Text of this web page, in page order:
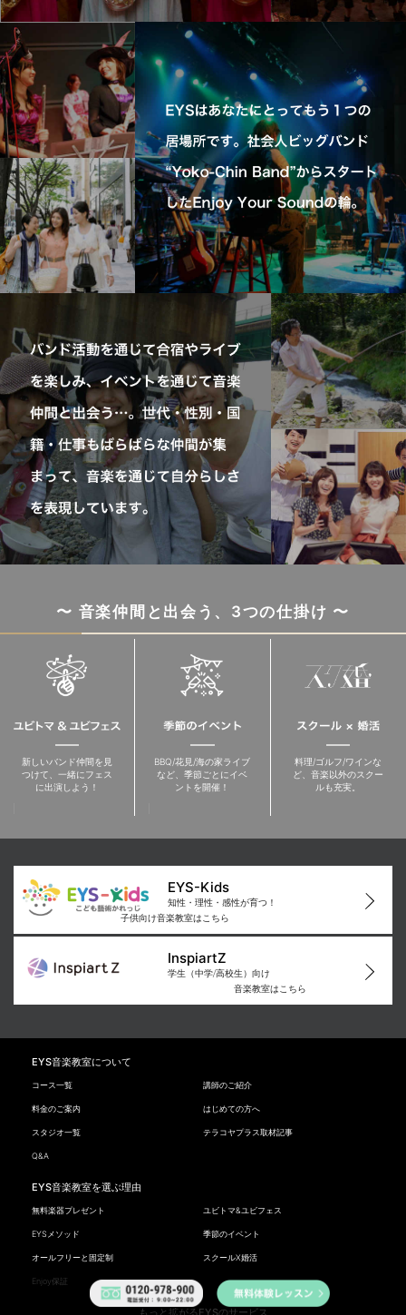
〜 音楽仲間と出会う、3つの仕掛け 〜
新しいバンド仲間を見
つけて、一緒にフェス
に出演しよう！
BBQ/花見/海の家ライブ
など、季節ごとにイベ
ントを開催！
料理/ゴルフ/ワインな
ど、音楽以外のスクー
ルも充実。
EYS-Kids
知性・理性・感性が育つ！
子供向け音楽教室はこちら
InspiartZ
学生（中学/高校生）向け
音楽教室はこちら
EYS音楽教室について
コース一覧 講師のご紹介
料金のご案内 はじめての方へ
スタジオ一覧 テラコヤプラス取材記事
Q&A
EYS音楽教室を選ぶ理由
無料楽器プレゼント ユビトマ&ユビフェス
EYSメソッド 季節のイベント
オールフリーと固定制 スクールX婚活
Enjoy保証